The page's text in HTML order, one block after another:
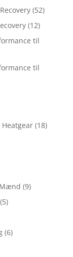
(52)
(12)
til
til
(18)
(9)
(5)
(6)